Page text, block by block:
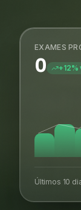
EXAMES
0 +12%
Últimos 10